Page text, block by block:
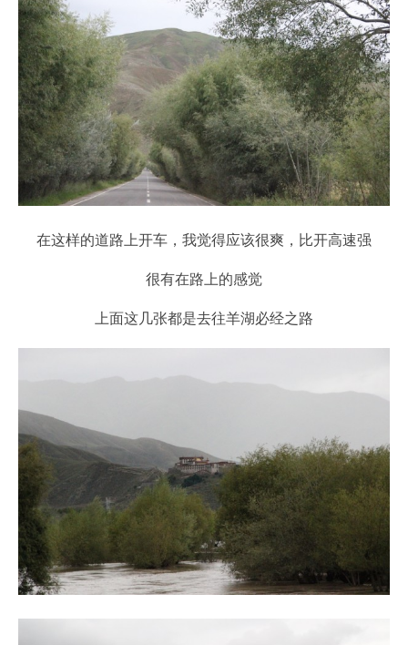
在这样的道路上开车，我觉得应该很爽，比开高速强
很有在路上的感觉
上面这几张都是去往羊湖必经之路